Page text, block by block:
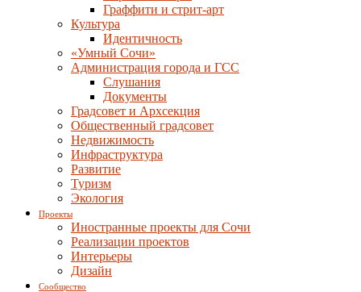
Граффити и стрит-арт
Культура
Идентичность
«Умный Сочи»
Администрация города и ГСС
Слушания
Документы
Градсовет и Архсекция
Общественный градсовет
Недвижимость
Инфраструктура
Развитие
Туризм
Экология
Проекты
Иностранные проекты для Сочи
Реализации проектов
Интерьеры
Дизайн
Сообщество